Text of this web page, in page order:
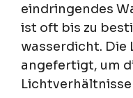
eindringendes
ist oft bis zu
wasserdicht. Die
angefertigt, um